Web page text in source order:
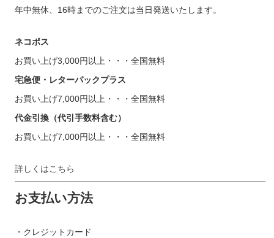
年中無休、16時までのご注文は当日発送いたします。
ネコポス
お買い上げ3,000円以上・・・全国無料
宅急便・レターパックプラス
お買い上げ7,000円以上・・・全国無料
代金引換（代引手数料含む）
お買い上げ7,000円以上・・・全国無料
詳しくはこちら
お支払い方法
・クレジットカード